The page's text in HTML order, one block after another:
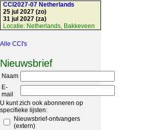
CCI2027-07 Netherlands
25 jul 2027 (zo)
31 jul 2027 (za)
Locatie: Netherlands, Bakkeveen
Alle CCI's
Nieuwsbrief
Naam
E-
mail
U kunt zich ook abonneren op
specifieke lijsten:
Nieuwsbrief-ontvangers
(extern)